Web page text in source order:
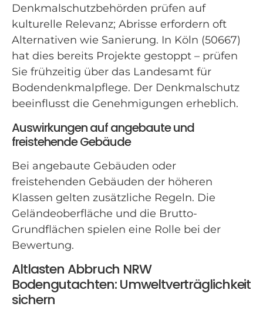
Denkmalschutzbehörden prüfen auf
kulturelle Relevanz; Abrisse erfordern oft
Alternativen wie Sanierung. In Köln (50667)
hat dies bereits Projekte gestoppt – prüfen
Sie frühzeitig über das Landesamt für
Bodendenkmalpflege. Der Denkmalschutz
beeinflusst die Genehmigungen erheblich.
Auswirkungen auf angebaute und
freistehende Gebäude
Bei angebaute Gebäuden oder
freistehenden Gebäuden der höheren
Klassen gelten zusätzliche Regeln. Die
Geländeoberfläche und die Brutto-
Grundflächen spielen eine Rolle bei der
Bewertung.
Altlasten Abbruch NRW
Bodengutachten: Umweltverträglichkeit
sichern